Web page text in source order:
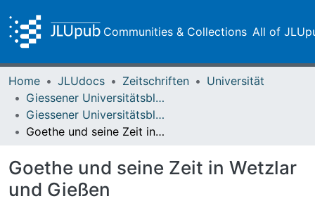
Communities & Collections All of
Home JLUdocs Zeitschriften
Universität
Giessener Universitätsblätter
Giessener Universitätsblätter 20 (1987) Heft 2
Goethe und seine Zeit in Wetzlar und Gießen
Goethe und seine Zeit in Wetzlar
und Gießen